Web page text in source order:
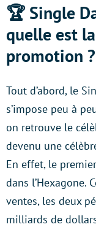
🏆 Single
quelle est
promotion ?
Tout d’abord, le
s’impose peu à
on retrouve le
devenu une
En effet, le
dans l’Hexagone.
ventes, les deux
milliards de